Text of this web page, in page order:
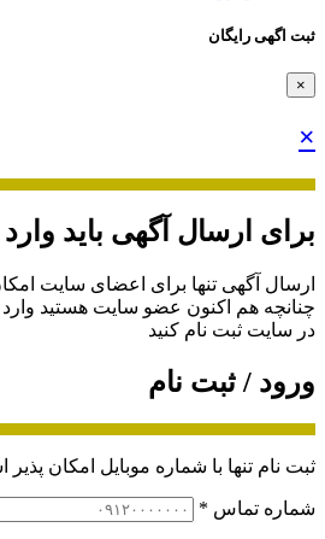
ثبت اگهی رایگان
×
×
برای ارسال آگهی باید
ارسال آگهی تنها برای اعضای سایت
چنانچه هم‌ اکنون عضو سایت هستید
در سایت ثبت نام کنید
ورود / ثبت نام
ثبت نام تنها با شماره موبایل امکان پذیر
شماره تماس *